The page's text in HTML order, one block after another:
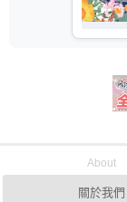
About
關於我們